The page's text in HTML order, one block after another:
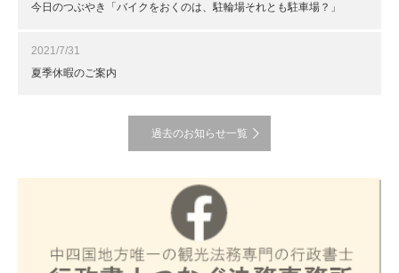
今日のつぶやき「バイクをおくのは、駐輪場それとも駐車場？」
2021/7/31
夏季休暇のご案内
過去のお知らせ一覧